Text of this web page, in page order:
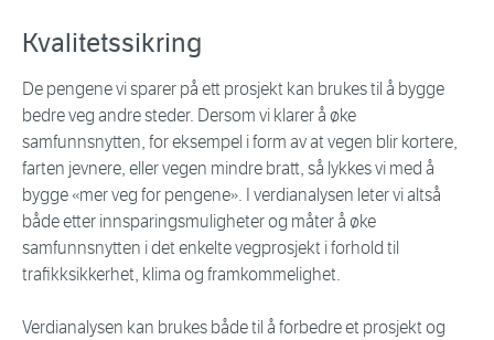
Kvalitetssikring
De pengene vi sparer på ett prosjekt kan brukes til å bygge
bedre veg andre steder. Dersom vi klarer å øke
samfunnsnytten, for eksempel i form av at vegen blir kortere,
farten jevnere, eller vegen mindre bratt, så lykkes vi med å
bygge «mer veg for pengene». I verdianalysen leter vi altså
både etter innsparingsmuligheter og måter å øke
samfunnsnytten i det enkelte vegprosjekt i forhold til
trafikksikkerhet, klima og framkommelighet.
Verdianalysen kan brukes både til å forbedre et prosjekt og